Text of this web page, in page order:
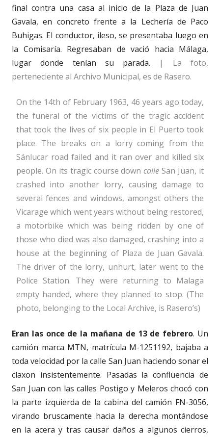
final contra una casa al inicio de la Plaza de Juan
Gavala, en concreto frente a la Lechería de Paco
Buhigas. El conductor, ileso, se presentaba luego en
la Comisaría. Regresaban de vació hacia Málaga,
lugar donde tenían su parada.
| La foto,
perteneciente al Archivo Municipal, es de Rasero.
On the 14th of February 1963, 46 years ago today,
the funeral of the victims of the tragic accident
that took the lives of six people in El Puerto took
place. The breaks on a lorry coming from the
Sánlucar road failed and it ran over and killed six
people. On its tragic course down calle San Juan, it
crashed into another lorry, causing damage to
several fences and windows, amongst others the
Vicarage which went years without being restored,
a motorbike which was being ridden by one of
those who died was also damaged, crashing into a
house at the beginning of Plaza de Juan Gavala.
The driver of the lorry, unhurt, later went to the
Police Station. They were returning to Malaga
empty handed, where they planned to stop. (The
photo, belonging to the Local Archive, is Rasero’s)
Eran las once de la mañana de 13 de febrero. Un
camión marca MTN, matrícula M-1251192, bajaba a
toda velocidad por la calle San Juan haciendo sonar el
claxon insistentemente. Pasadas la confluencia de
San Juan con las calles Postigo y Meleros chocó con
la parte izquierda de la cabina del camión FN-3056,
virando bruscamente hacia la derecha montándose
en la acera y tras causar daños a algunos cierros,